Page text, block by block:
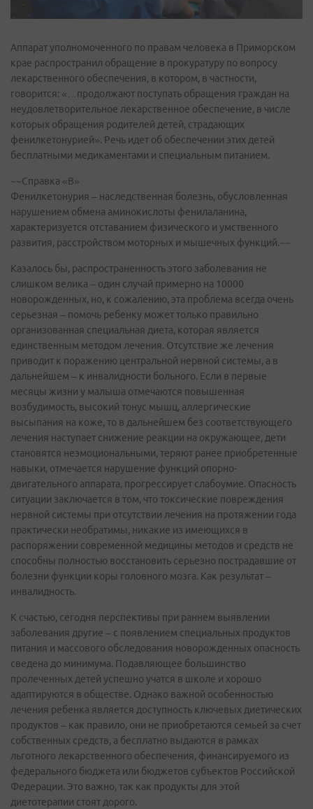
Аппарат уполномоченного по правам человека в Приморском
крае распространил обращение в прокуратуру по вопросу
лекарственного обеспечения, в котором, в частности,
говорится: «…продолжают поступать обращения граждан на
неудовлетворительное лекарственное обеспечение, в числе
которых обращения родителей детей, страдающих
фенилкетонурией». Речь идет об обеспечении этих детей
бесплатными медикаментами и специальным питанием.
~~Справка «В»
Фенилкетонурия – наследственная болезнь, обусловленная
нарушением обмена аминокислоты фенилаланина,
характеризуется отставанием физического и умственного
развития, расстройством моторных и мышечных функций.~~
Казалось бы, распространенность этого заболевания не
слишком велика – один случай примерно на 10000
новорожденных, но, к сожалению, эта проблема всегда очень
серьезная – помочь ребенку может только правильно
организованная специальная диета, которая является
единственным методом лечения. Отсутствие же лечения
приводит к поражению центральной нервной системы, а в
дальнейшем – к инвалидности больного. Если в первые
месяцы жизни у малыша отмечаются повышенная
возбудимость, высокий тонус мышц, аллергические
высыпания на коже, то в дальнейшем без соответствующего
лечения наступает снижение реакции на окружающее, дети
становятся неэмоциональными, теряют ранее приобретенные
навыки, отмечается нарушение функций опорно-
двигательного аппарата, прогрессирует слабоумие. Опасность
ситуации заключается в том, что токсические повреждения
нервной системы при отсутствии лечения на протяжении года
практически необратимы, никакие из имеющихся в
распоряжении современной медицины методов и средств не
способны полностью восстановить серьезно пострадавшие от
болезни функции коры головного мозга. Как результат –
инвалидность.
К счастью, сегодня перспективы при раннем выявлении
заболевания другие – с появлением специальных продуктов
питания и массового обследования новорожденных опасность
сведена до минимума. Подавляющее большинство
пролеченных детей успешно учатся в школе и хорошо
адаптируются в обществе. Однако важной особенностью
лечения ребенка является доступность ключевых диетических
продуктов – как правило, они не приобретаются семьей за счет
собственных средств, а бесплатно выдаются в рамках
льготного лекарственного обеспечения, финансируемого из
федерального бюджета или бюджетов субъектов Российской
Федерации. Это важно, так как продукты для этой
диетотерапии стоят дорого.